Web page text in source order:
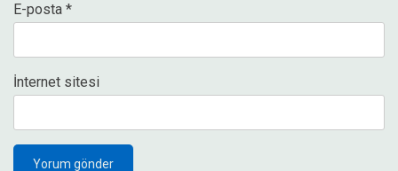
E-posta *
İnternet sitesi